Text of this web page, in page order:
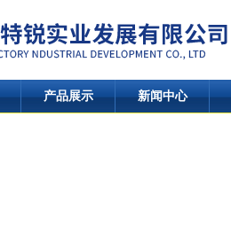
产品展示 新闻中心